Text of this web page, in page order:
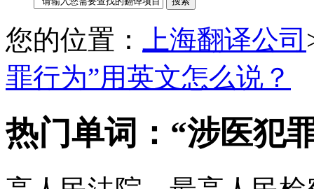
您的位置： 上海翻译公司
罪行为”用英文怎么说？
热门单词：“涉医犯